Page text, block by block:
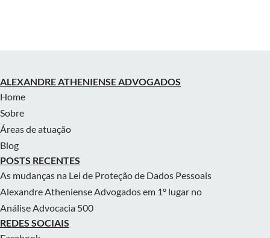
ALEXANDRE ATHENIENSE ADVOGADOS
Home
Sobre
Áreas de atuação
Blog
POSTS RECENTES
As mudanças na Lei de Proteção de Dados Pessoais
Alexandre Atheniense Advogados em 1º lugar no
Análise Advocacia 500
REDES SOCIAIS